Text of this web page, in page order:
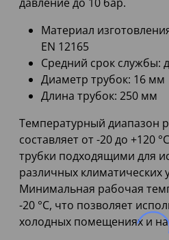
давление до 10 бар.
Материал
EN 12165
Средний срок службы:
Диаметр трубок: 16 мм
Длина трубок: 250 мм
Температурный диапазон
составляет от -20 до +120
трубки подходящими для
различных климатических
Минимальная рабочая
-20 °C, что позволяет
холодных помещениях и